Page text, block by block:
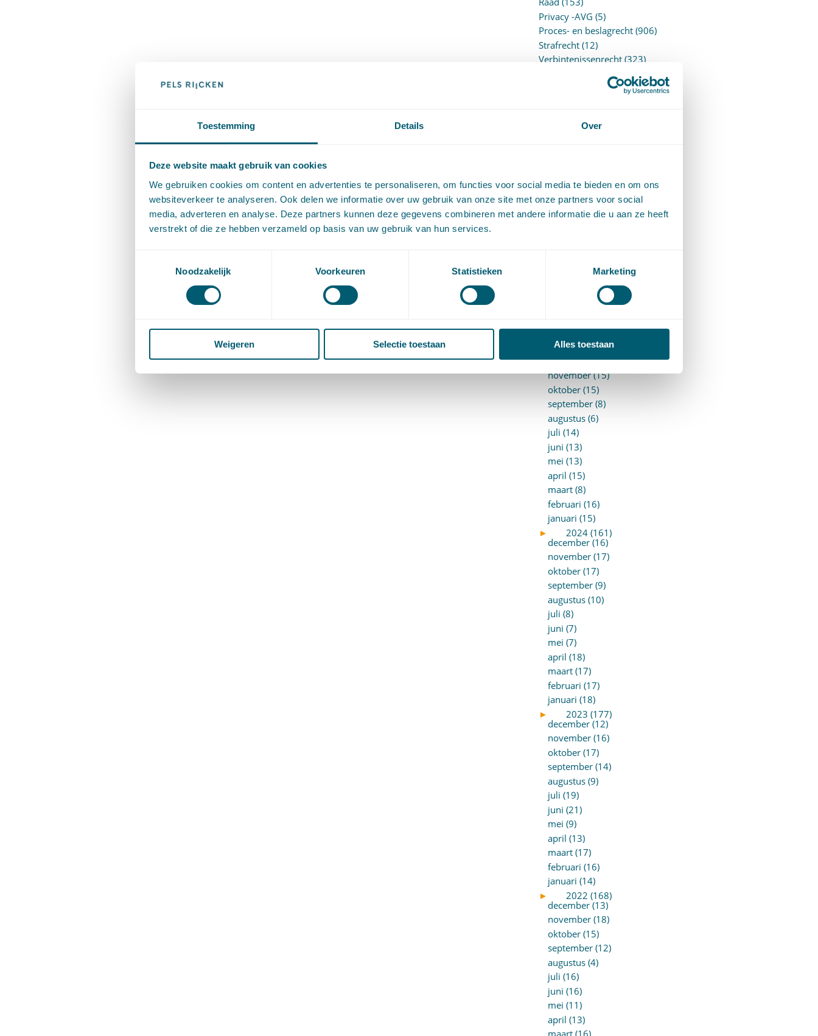
Toestemming Details Over
Deze website maakt gebruik van cookies
We gebruiken cookies om content en advertenties te personaliseren, om functies voor social media te bieden en om ons
websiteverkeer te analyseren. Ook delen we informatie over uw gebruik van onze site met onze partners voor social
media, adverteren en analyse. Deze partners kunnen deze gegevens combineren met andere informatie die u aan ze heeft
verstrekt of die ze hebben verzameld op basis van uw gebruik van hun services.
Noodzakelijk
Voorkeuren Statistieken Marketing
Weigeren Selectie toestaan Alles toestaan
Privacy -AVG (5)
Proces- en beslagrecht(906)
Strafrecht(12)
Verbintenissenrecht(323)
Vermogensrecht algemeen
Wetgeving
ARCHIEF
2025 (153)
december (15)
november (15)
oktober (15)
september (8)
augustus (6)
juli (14)
juni (13)
mei (13)
april (15)
maart (8)
februari (16)
januari (15)
►
2024 (161)
december (16)
november (17)
oktober (17)
september (9)
augustus (10)
juli (8)
juni (7)
mei (7)
april (18)
maart (17)
februari (17)
januari (18)
►
2023 (177)
december (12)
november (16)
oktober (17)
september (14)
augustus (9)
juli (19)
juni (21)
mei (9)
april (13)
maart (17)
februari (16)
januari (14)
►
2022 (168)
december (13)
november (18)
oktober (15)
september (12)
augustus (4)
juli (16)
juni (16)
mei (11)
april (13)
maart (16)